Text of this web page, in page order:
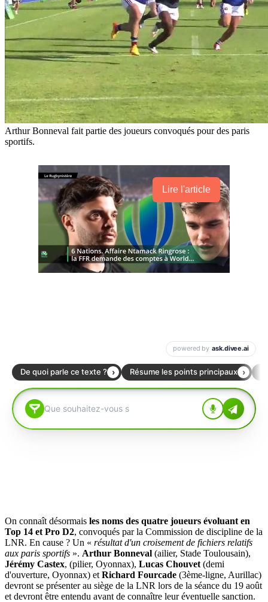
Arthur Bonneval fait partie des joueurs convoqués pour des paris
sportifs.
Lire l'article
On connaît désormais les noms des quatre joueurs évoluant en
Top 14 et Pro D2, convoqués par la Commission de discipline de la
LNR. En cause ? Un « résultat d'un croisement de fichiers relatifs
aux paris sportifs ». Arthur Bonneval (ailier, Stade Toulousain),
Jérémy Castex, (pilier, Oyonnax), Lucas Chouvet (demi
d'ouverture, Oyonnax) et Richard Fourcade (3ème-ligne, Aurillac)
devront se présenter au siège de la LNR lors de la séance du 19 août
et devront être entendu avant de connaître leur éventuelle sanction.